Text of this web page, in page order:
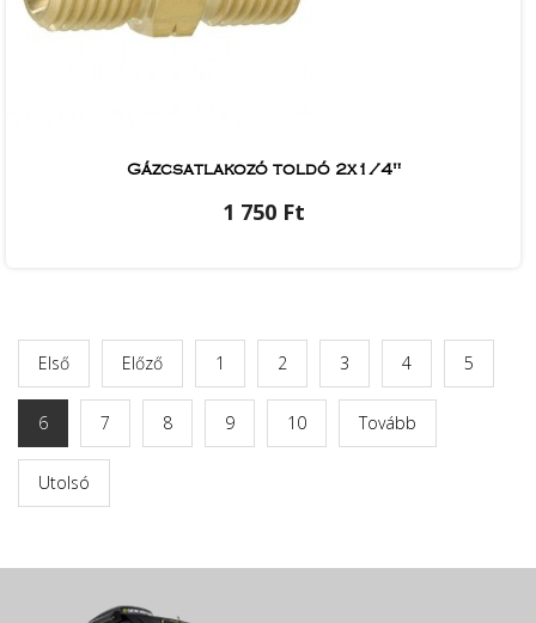
Gázcsatlakozó toldó 2x1/4"
1 750 Ft
Első Előző 1 2 3 4 5
6 7 8 9 10 Tovább
Utolsó